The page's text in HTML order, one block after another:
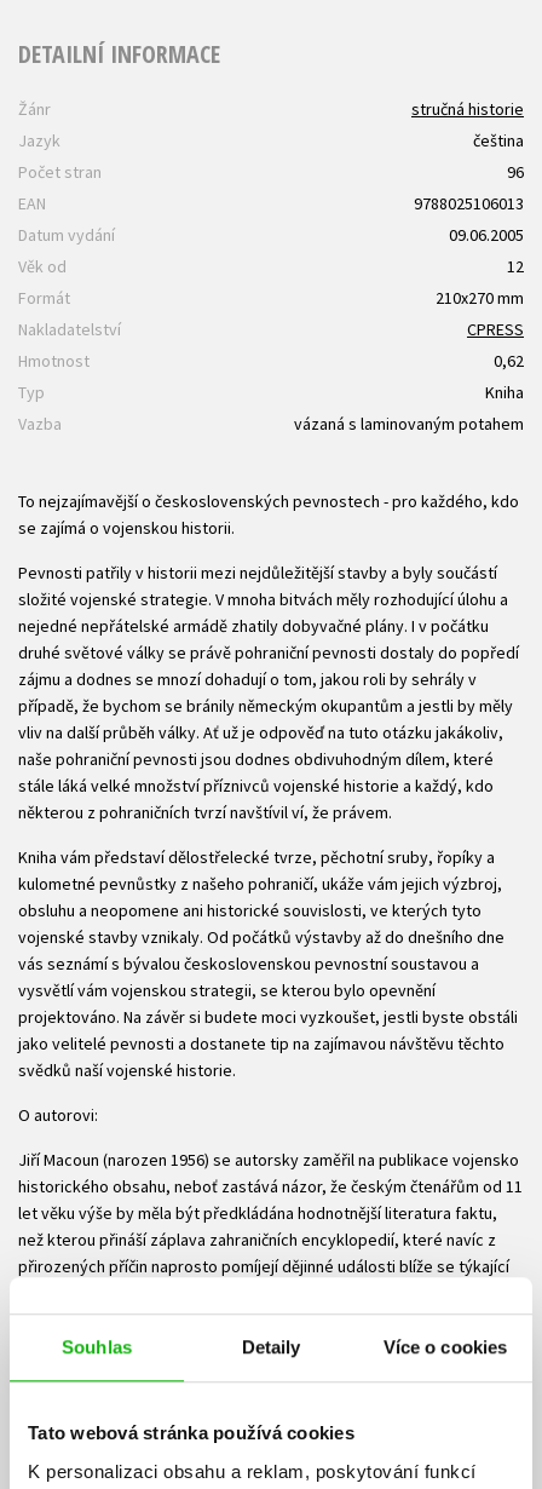
Souhlas Detaily Více o cookies
Tato webová stránka používá cookies
K personalizaci obsahu a reklam, poskytování funkcí
DETAILNÍ INFORMACE
Žánr
stručná historie
Jazyk
čeština
Počet stran
96
EAN
9788025106013
Datum vydání
09.06.2005
Věk od
12
Formát
210x270 mm
Nakladatelství
CPRESS
Hmotnost
0,62
Typ
Kniha
Vazba
vázaná s laminovaným potahem
To nejzajímavější o československých pevnostech - pro každého, kdo
se zajímá o vojenskou historii.
Pevnosti patřily v historii mezi nejdůležitější stavby a byly součástí
složité vojenské strategie. V mnoha bitvách měly rozhodující úlohu a
nejedné nepřátelské armádě zhatily dobyvačné plány. I v počátku
druhé světové války se právě pohraniční pevnosti dostaly do popředí
zájmu a dodnes se mnozí dohadují o tom, jakou roli by sehrály v
případě, že bychom se bránily německým okupantům a jestli by měly
vliv na další průběh války. Ať už je odpověď na tuto otázku jakákoliv,
naše pohraniční pevnosti jsou dodnes obdivuhodným dílem, které
stále láká velké množství příznivců vojenské historie a každý, kdo
některou z pohraničních tvrzí navštívil ví, že právem.
Kniha vám představí dělostřelecké tvrze, pěchotní sruby, řopíky a
kulometné pevnůstky z našeho pohraničí, ukáže vám jejich výzbroj,
obsluhu a neopomene ani historické souvislosti, ve kterých tyto
vojenské stavby vznikaly. Od počátků výstavby až do dnešního dne
vás seznámí s bývalou československou pevnostní soustavou a
vysvětlí vám vojenskou strategii, se kterou bylo opevnění
projektováno. Na závěr si budete moci vyzkoušet, jestli byste obstáli
jako velitelé pevnosti a dostanete tip na zajímavou návštěvu těchto
svědků naší vojenské historie.
O autorovi:
Jiří Macoun (narozen 1956) se autorsky zaměřil na publikace vojensko
historického obsahu, neboť zastává názor, že českým čtenářům od 11
let věku výše by měla být předkládána hodnotnější literatura faktu,
než kterou přináší záplava zahraničních encyklopedií, které navíc z
přirozených příčin naprosto pomíjejí dějinné události blíže se týkající
knihách Jiřího Macouna všichni, pro které je rozsah probíraného učiva
v hodinách historie příliš malý, jakož i čtenáři, kteří se o některých
publikace tohoto autora doporučit pro zvídavé žáky a žákyně
čtivým a přehledným způsobem, který nenudí a některé čtenáře či